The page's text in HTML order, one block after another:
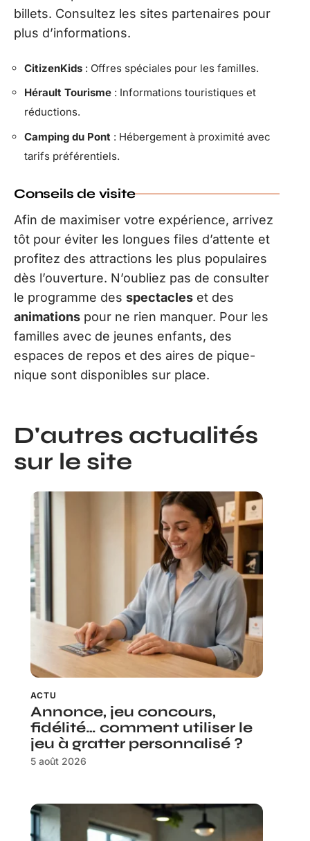
billets. Consultez les sites partenaires pour
plus d’informations.
CitizenKids : Offres spéciales pour les familles.
Hérault Tourisme : Informations touristiques et
réductions.
Camping du Pont : Hébergement à proximité avec
tarifs préférentiels.
Conseils de visite
Afin de maximiser votre expérience, arrivez
tôt pour éviter les longues files d’attente et
profitez des attractions les plus populaires
dès l’ouverture. N’oubliez pas de consulter
le programme des spectacles et des
animations pour ne rien manquer. Pour les
familles avec de jeunes enfants, des
espaces de repos et des aires de pique-
nique sont disponibles sur place.
D'autres actualités
sur le site
ACTU
Annonce, jeu concours,
fidélité… comment utiliser le
jeu à gratter personnalisé ?
5 août 2026